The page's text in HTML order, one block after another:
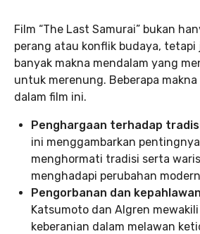
Film “The Last Samurai” bukan
perang atau konflik budaya,
banyak makna mendalam yang
untuk merenung. Beberapa
dalam film ini.
Penghargaan terhadap
ini menggambarkan
menghormati tradisi serta
menghadapi perubahan
Pengorbanan dan
Katsumoto dan Algren
keberanian dalam melawan